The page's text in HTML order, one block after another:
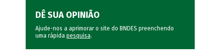
DÊ SUA OPINIÃO
Ajude-nos a aprimorar o site do BNDES preenchendo
uma rápida pesquisa.